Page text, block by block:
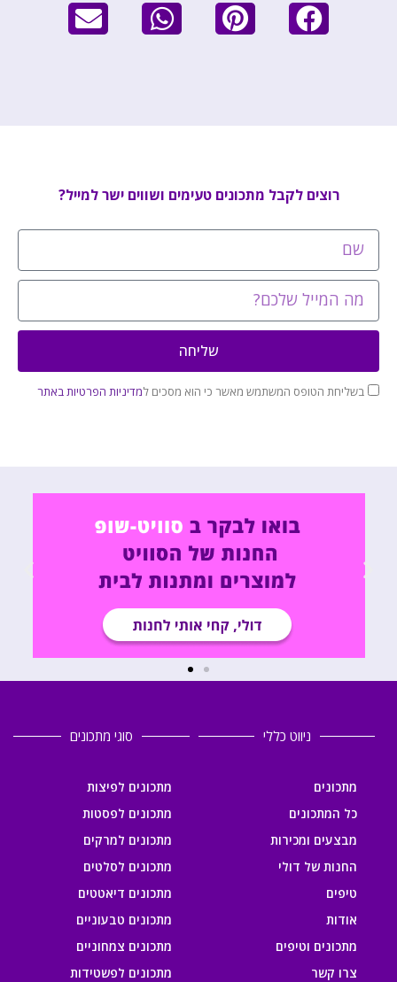
רוצים לקבל מתכונים טעימים ושווים ישר למייל?
בשליחת הטופס המשתמש מאשר כי הוא מסכים למדיניות הפרטיות באתר
שליחה
ניווט כללי
מתכונים
כל המתכונים
מבצעים ומכירות
החנות של דולי
טיפים
אודות
מתכונים וטיפים
צרו קשר
סוגי מתכונים
מתכונים לפיצות
מתכונים לפסטות
מתכונים למרקים
מתכונים לסלטים
מתכונים דיאטטים
מתכונים טבעוניים
מתכונים צמחוניים
מתכונים לפשטידות